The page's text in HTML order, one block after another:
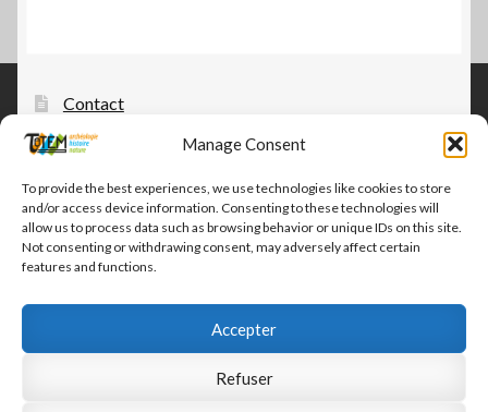
Manage Consent
To provide the best experiences, we use technologies like cookies to store
and/or access device information. Consenting to these technologies will
allow us to process data such as browsing behavior or unique IDs on this site.
Not consenting or withdrawing consent, may adversely affect certain
features and functions.
Accepter
Refuser
Contact
Tautem – édition, diffusion, distribution
CGV-CGU Tautem
Conditions générales
Built with WooCommerce